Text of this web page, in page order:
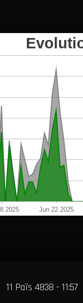
11 Païs 4838 - 11:57